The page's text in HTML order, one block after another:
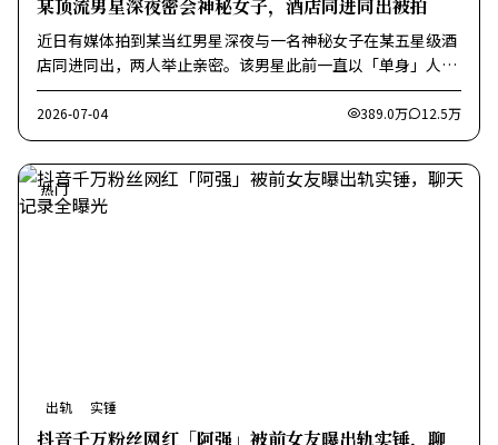
某顶流男星深夜密会神秘女子，酒店同进同出被拍
近日有媒体拍到某当红男星深夜与一名神秘女子在某五星级酒
店同进同出，两人举止亲密。该男星此前一直以「单身」人设
示人。
2026-07-04 389.0万 12.5万
热门
出轨 实锤
抖音千万粉丝网红「阿强」被前女友曝出轨实锤，聊